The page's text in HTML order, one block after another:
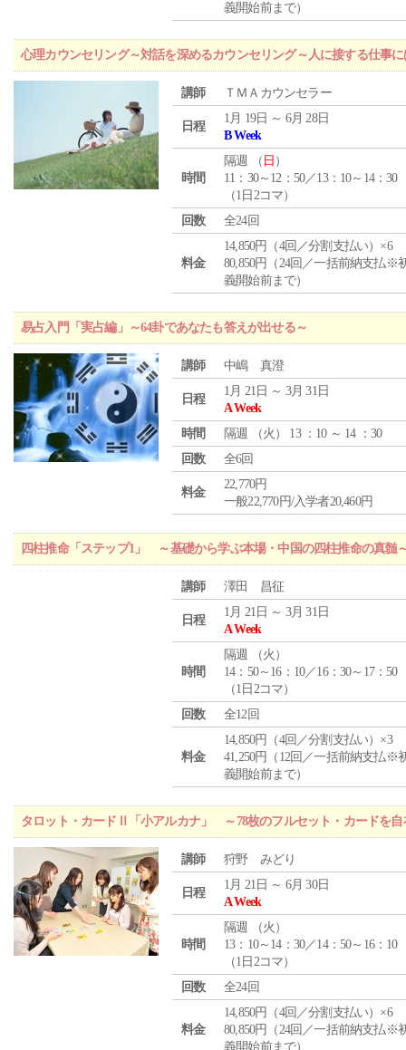
義開始前まで）
心理カウンセリング～対話を深めるカウンセリング～人に接する仕事
講師 ＴＭＡカウンセラー
日程
1月 19日 ～ 6月 28日
B Week
時間
隔週 （ 日 ）
11：30～12：50／13：10～14：30
（1日2コマ）
回数
全24回
料金
14,850円（4回／分割支払い）×6
80,850円（24回／一括前納支払※
義開始前まで）
易占入門「実占編」～64卦であなたも答えが出せる～
講師 中嶋 真澄
日程
1月 21日 ～ 3月 31日
A Week
時間
隔週 （火 ） 13 ：10 ～ 14 ：30
回数
全6回
料金
22,770円
一般22,770円/入学者20,460円
四柱推命「ステップ1」 ～基礎から学ぶ本場・中国の四柱推命の真髄
講師 澤田 昌征
日程
1月 21日 ～ 3月 31日
A Week
時間
隔週 （火 ）
14：50～16：10／16：30～17：50
（1日2コマ）
回数
全12回
料金
14,850円（4回／分割支払い）×3
41,250円（12回／一括前納支払※
義開始前まで）
タロット・カードⅡ「小アルカナ」 ～78枚のフルセット・カードを自
講師 狩野 みどり
日程
1月 21日 ～ 6月 30日
A Week
時間
隔週 （火 ）
13：10～14：30／14：50～16：10
（1日2コマ）
回数
全24回
料金
14,850円（4回／分割支払い）×6
80,850円（24回／一括前納支払※
義開始前まで）